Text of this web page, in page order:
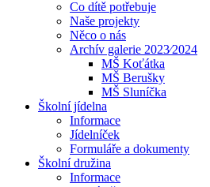
Co dítě potřebuje
Naše projekty
Něco o nás
Archív galerie 2023⁄2024
MŠ Koťátka
MŠ Berušky
MŠ Sluníčka
Školní jídelna
Informace
Jídelníček
Formuláře a dokumenty
Školní družina
Informace